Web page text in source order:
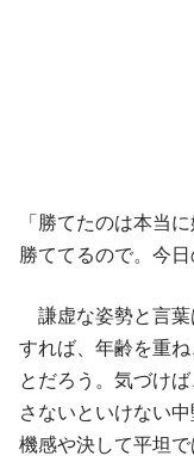
「勝てたのは本当
勝ててるので。今
謙虚な姿勢と言葉
すれば、年齢を重
とだろう。気づけ
さないといけない
機感や決して平坦